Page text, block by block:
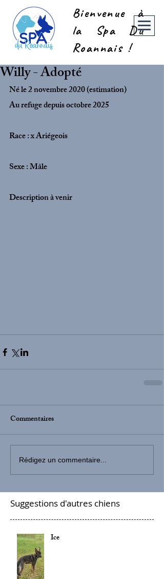
Bienvenue à
la Spa Du
Roannais !
Willy - Adopté
Né le 2 novembre 2020 (estimation)
Au refuge depuis octobre 2025
Race : x Ariégeois
Sexe : Mâle
Description à venir
Commentaires
Rédigez un commentaire...
Suggestions d'autres chiens
Ice